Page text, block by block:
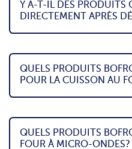
Y A-T-IL DES PRODUITS
DIRECTEMENT APRÈS
QUELS PRODUITS
POUR LA CUISSON AU
QUELS PRODUITS
FOUR À MICRO-ONDES?